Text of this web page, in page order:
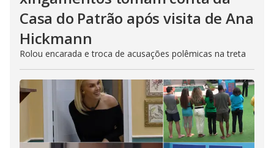
Casa do Patrão após visita de Ana
Hickmann
Rolou encarada e troca de acusações polêmicas na treta